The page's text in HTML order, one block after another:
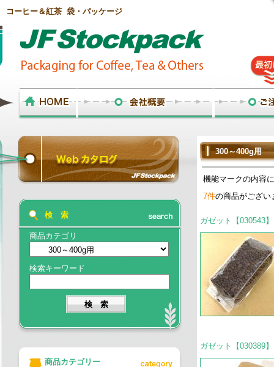
コーヒー＆紅茶 袋・パッケージ
300～400g用
機能マークの内容
7件の商品がござい
ガゼット【030543
ガゼット【030389
検 索
商品カテゴリ
検索キーワード
商品カテゴリー